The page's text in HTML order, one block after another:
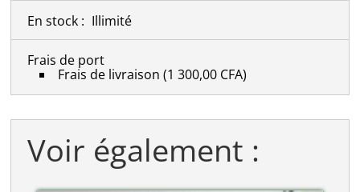
En stock : Illimité
Frais de port
Frais de livraison (1 300,00 CFA)
Voir également :